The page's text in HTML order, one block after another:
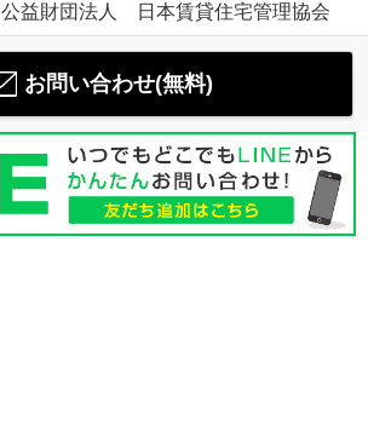
公益財団法人 日本賃貸住宅管理協会
お問い合わせ(無料)